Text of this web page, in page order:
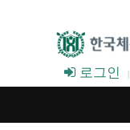
로그인 |